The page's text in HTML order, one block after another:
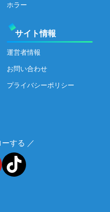
ホラー
サイト情報
運営者情報
お問い合わせ
プライバシーポリシー
する ／